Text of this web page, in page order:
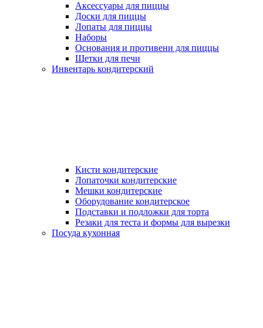
Аксессуары для пиццы
Доски для пиццы
Лопаты для пиццы
Наборы
Основания и противени для пиццы
Щетки для печи
Инвентарь кондитерский
Кисти кондитерские
Лопаточки кондитерские
Мешки кондитерские
Оборудование кондитерское
Подставки и подложки для торта
Резаки для теста и формы для вырезки
Посуда кухонная